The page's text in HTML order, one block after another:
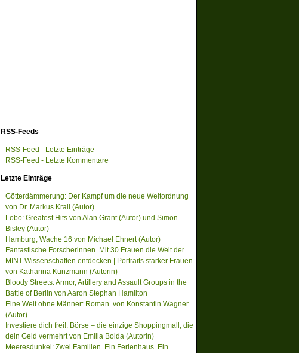
RSS-Feeds
RSS-Feed - Letzte Einträge
RSS-Feed - Letzte Kommentare
Letzte Einträge
Götterdämmerung: Der Kampf um die neue Weltordnung
von Dr. Markus Krall (Autor)
Lobo: Greatest Hits von Alan Grant (Autor) und Simon
Bisley (Autor)
Hamburg, Wache 16 von Michael Ehnert (Autor)
Fantastische Forscherinnen. Mit 30 Frauen die Welt der
MINT-Wissenschaften entdecken | Portraits starker Frauen
von Katharina Kunzmann (Autorin)
Bloody Streets: Armor, Artillery and Assault Groups in the
Battle of Berlin von Aaron Stephan Hamilton
Eine Welt ohne Männer: Roman. von Konstantin Wagner
(Autor)
Investiere dich frei!: Börse – die einzige Shoppingmall, die
dein Geld vermehrt von Emilia Bolda (Autorin)
Meeresdunkel: Zwei Familien. Ein Ferienhaus. Ein